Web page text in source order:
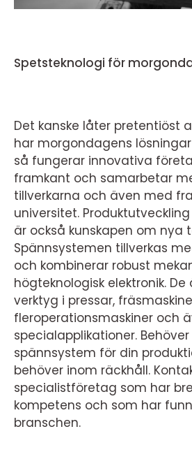
Spetsteknologi för
Det kanske låter pretentiöst
har morgondagens
så fungerar innovativa
framkant och samarbetar
tillverkarna och även med
universitet.
är också kunskapen om nya
Spännsystemen tillverkas
och kombinerar robust
högteknologisk elektronik.
verktyg i pressar,
fleroperationsmaskiner och
specialapplikationer.
spännsystem för din
behöver inom räckhåll.
specialistföretag som har
kompetens och som har
branschen.